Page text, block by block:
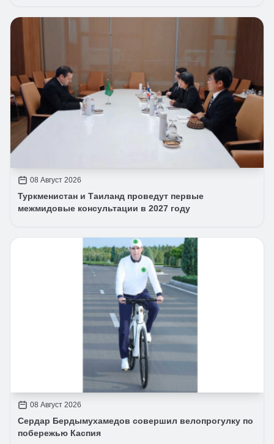
08 Август 2026
Туркменистан и Таиланд проведут первые
межмидовые консультации в 2027 году
08 Август 2026
Сердар Бердымухамедов совершил велопрогулку по
побережью Каспия